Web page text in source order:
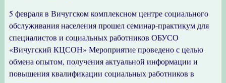
5 февраля в Вичугском комплексном центре социального
обслуживания населения прошел семинар-практикум для
специалистов и социальных работников ОБУСО
«Вичугский КЦСОН» Мероприятие проведено с целью
обмена опытом, получения актуальной информации и
повышения квалификации социальных работников в